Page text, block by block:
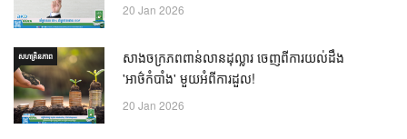
20 Jan 2026
សហគ្រិនភាព
សាងចក្រភពពាន់លានដុល្លារ ចេញពីការយល់ដឹង
'អាថ៌កំបាំង' មួយអំពីការដួល!
20 Jan 2026